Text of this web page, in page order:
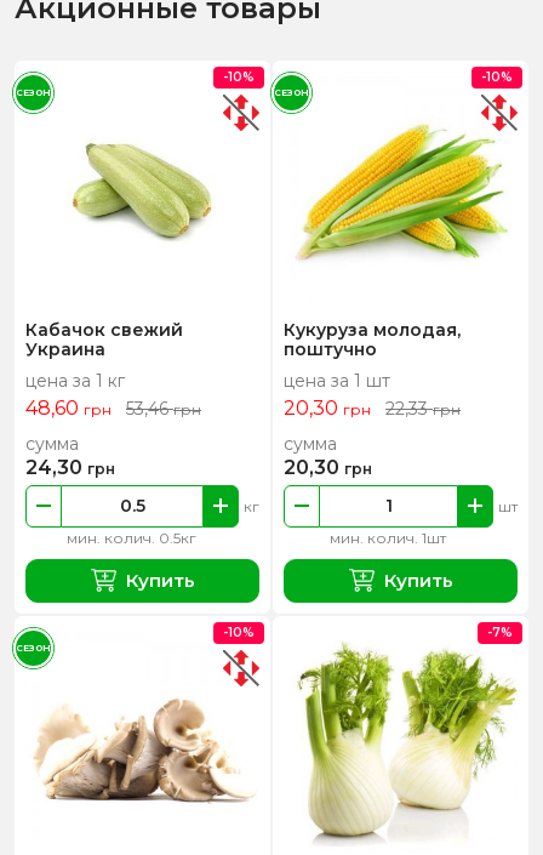
Акционные товары
Кабачок свежий
Украина
цена за 1 кг
48,60 грн 53,46грн
мин. колич. 0.5кг
кг
сумма
24,30 грн
Купить
-10%
СЕЗОН
Кукуруза молодая,
поштучно
цена за 1 шт
20,30 грн 22,33грн
мин. колич. 1шт
шт
сумма
20,30 грн
Купить
-10%
СЕЗОН
-10%
СЕЗОН
-7%